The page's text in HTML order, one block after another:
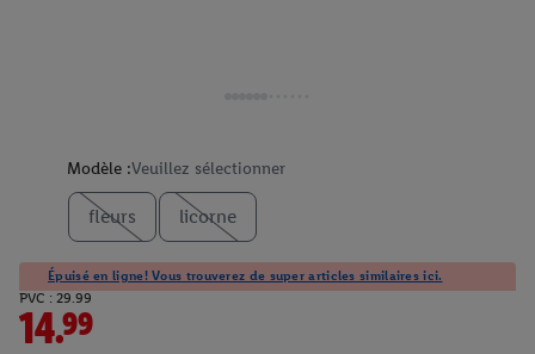
Modèle :Veuillez sélectionner
fleurs licorne
Épuisé en ligne! Vous trouverez de super articles similaires ici.
PVC : 29.99
14.99